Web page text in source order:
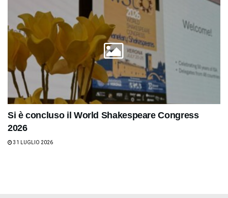
Si è concluso il World Shakespeare Congress
2026
31 LUGLIO 2026